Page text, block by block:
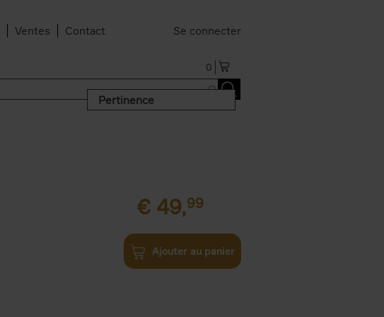
Ventes Contact Se connecter
0
Pertinence
€ 49,99
Ajouter au panier